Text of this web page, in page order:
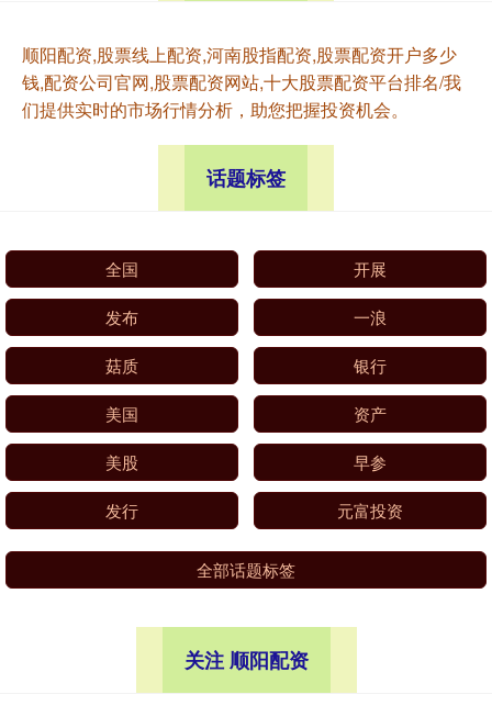
顺阳配资,股票线上配资,河南股指配资,股票配资开户多少
钱,配资公司官网,股票配资网站,十大股票配资平台排名/我
们提供实时的市场行情分析，助您把握投资机会。
话题标签
全国 开展
发布 一浪
菇质 银行
美国 资产
美股 早参
发行 元富投资
全部话题标签
关注 顺阳配资